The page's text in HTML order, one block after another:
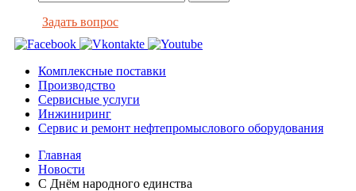
Задать вопрос
Комплексные поставки
Производство
Сервисные услуги
Инжиниринг
Сервис и ремонт нефтепромыслового оборудования
Главная
Новости
С Днём народного единства